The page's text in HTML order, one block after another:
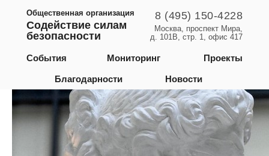
8 (495) 150-4228
Общественная организация
Содействие силам
безопасности
Мониторинг
События
Благодарности Новости
Проекты
Москва, проспект Мира,
д. 101В, стр. 1, офис 417